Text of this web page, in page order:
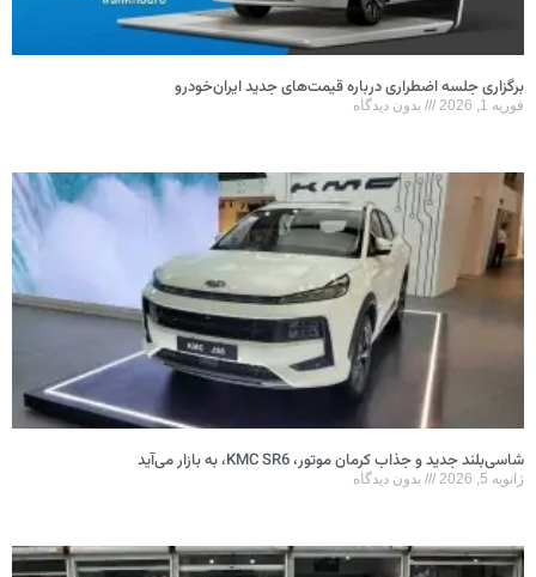
برگزاری جلسه اضطراری درباره قیمت‌های جدید ایران‌خودرو
فوریه 1, 2026 بدون دیدگاه
شاسی‌بلند جدید و جذاب کرمان موتور، KMC SR6، به بازار می‌آید
ژانویه 5, 2026 بدون دیدگاه